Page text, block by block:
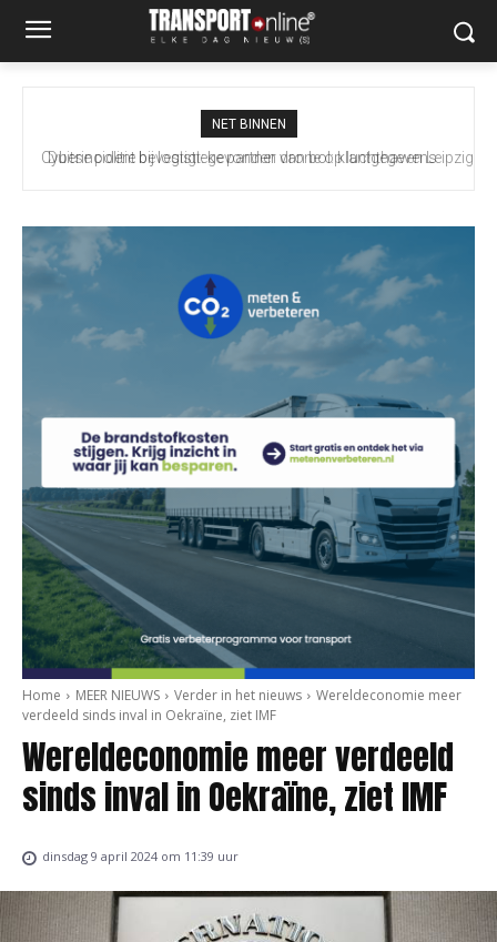
NET BINNEN
Duitse politie bevestigt: gevonden drone op luchthaven Leipzig
Home MEER NIEUWS Verder in het nieuws
Wereldeconomie meer
verdeeld sinds inval in Oekraïne, ziet IMF
Wereldeconomie meer verdeeld
sinds inval in Oekraïne, ziet IMF
dinsdag 9 april 2024 om 11:39 uur